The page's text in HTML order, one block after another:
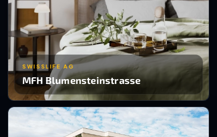
SWISSLIFE AG
MFH Blumensteinstrasse